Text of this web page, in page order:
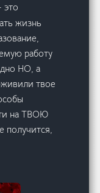
это
жизнь
работу
НО, а
твое
на ТВОЮ
получится,